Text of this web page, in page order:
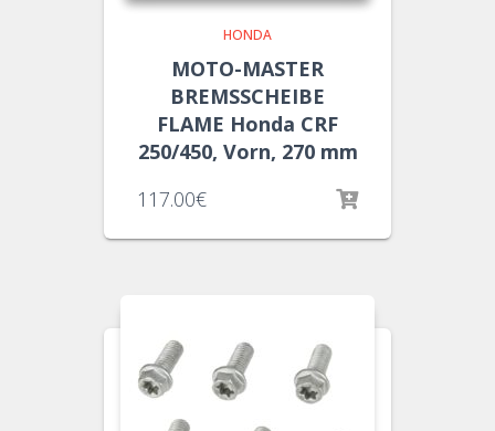
HONDA
MOTO-MASTER
BREMSSCHEIBE
FLAME Honda CRF
250/450, Vorn, 270 mm
117.00€